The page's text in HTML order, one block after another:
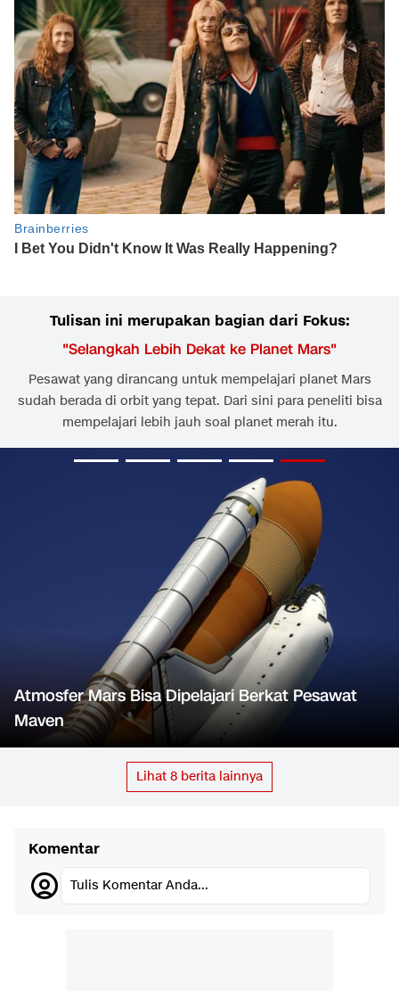
Tulisan ini merupakan bagian dari Fokus:
"Selangkah Lebih Dekat ke Planet Mars"
Pesawat yang dirancang untuk mempelajari planet Mars
sudah berada di orbit yang tepat. Dari sini para peneliti bisa
mempelajari lebih jauh soal planet merah itu.
Atmosfer Mars Bisa Dipelajari Berkat Pesawat
Maven
Lihat 8 berita lainnya
Komentar
Tulis Komentar Anda...